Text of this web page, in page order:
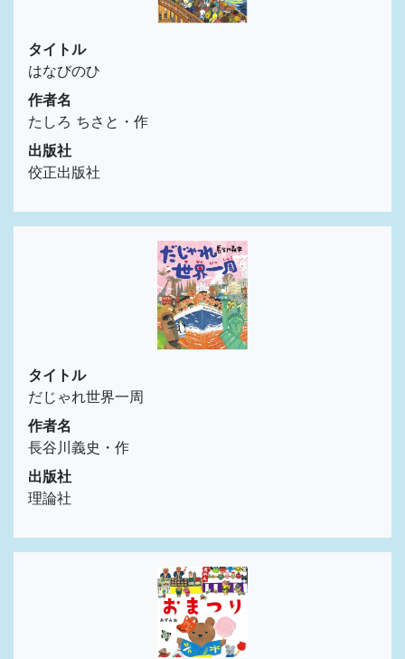
タイトル
はなびのひ
作者名
たしろ ちさと・作
出版社
佼正出版社
タイトル
だじゃれ世界一周
作者名
長谷川義史・作
出版社
理論社